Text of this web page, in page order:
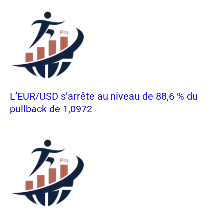
L’EUR/USD s’arrête au niveau de 88,6 % du
pullback de 1,0972